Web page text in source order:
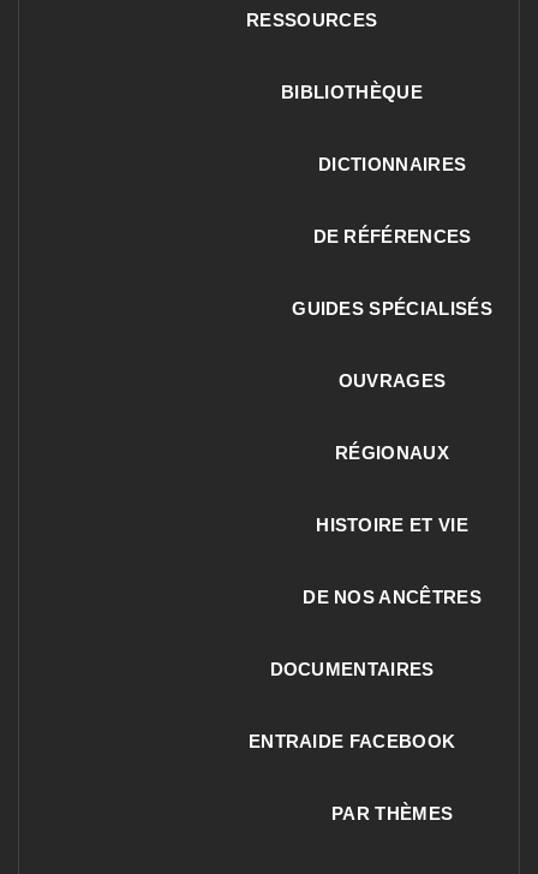
RESSOURCES
BIBLIOTHÈQUE
DICTIONNAIRES
DE RÉFÉRENCES
GUIDES SPÉCIALISÉS
OUVRAGES
RÉGIONAUX
HISTOIRE ET VIE
DE NOS ANCÊTRES
DOCUMENTAIRES
ENTRAIDE FACEBOOK
PAR THÈMES